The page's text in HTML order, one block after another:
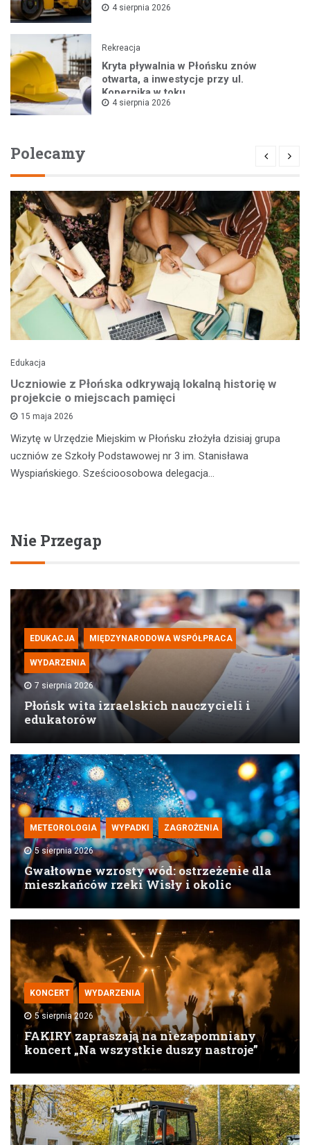
4 sierpnia 2026
Rekreacja
Kryta pływalnia w Płońsku znów
otwarta, a inwestycje przy ul.
Kopernika w toku
4 sierpnia 2026
Polecamy
Edukacja
Uczniowie z Płońska odkrywają lokalną historię w
projekcie o miejscach pamięci
15 maja 2026
Wizytę w Urzędzie Miejskim w Płońsku złożyła dzisiaj grupa
uczniów ze Szkoły Podstawowej nr 3 im. Stanisława
Wyspiańskiego. Sześcioosobowa delegacja…
Nie Przegap
EDUKACJA MIĘDZYNARODOWA WSPÓŁPRACA
WYDARZENIA
7 sierpnia 2026
Płońsk wita izraelskich nauczycieli i
edukatorów
METEOROLOGIA WYPADKI ZAGROŻENIA
5 sierpnia 2026
Gwałtowne wzrosty wód: ostrzeżenie dla
mieszkańców rzeki Wisły i okolic
KONCERT WYDARZENIA
5 sierpnia 2026
FAKIRY zapraszają na niezapomniany
koncert „Na wszystkie duszy nastroje”